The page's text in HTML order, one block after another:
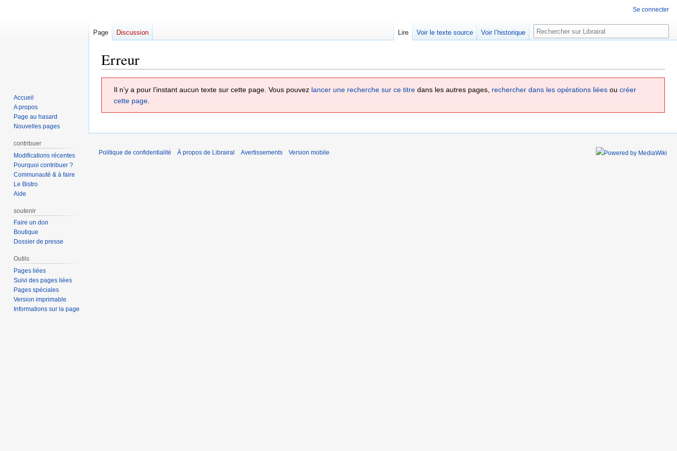
Erreur
Il n’y a pour l’instant aucun texte sur cette page. Vous pouvez lancer une recherche sur ce titre dans les autres pages, rechercher dans les opérations liées ou créer
cette page.
Se connecter
Page Discussion Lire Voir le texte source Voir l’historique Rechercher
Accueil
A propos
Page au hasard
Nouvelles pages
contribuer
Modifications récentes
Pourquoi contribuer ?
Communauté & à faire
Le Bistro
Aide
soutenir
Faire un don
Boutique
Dossier de presse
Outils
Pages liées
Suivi des pages liées
Pages spéciales
Version imprimable
Informations sur la page
Politique de confidentialité À propos de Librairal Avertissements Version mobile